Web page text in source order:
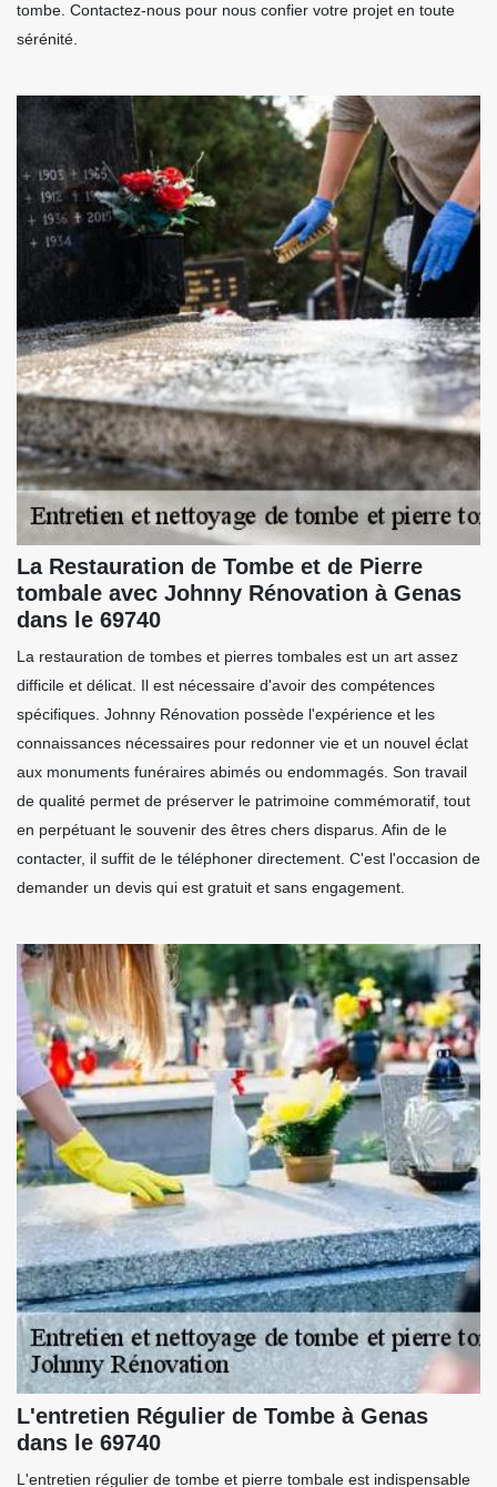
tombe. Contactez-nous pour nous confier votre projet en toute
sérénité.
La Restauration de Tombe et de Pierre
tombale avec Johnny Rénovation à Genas
dans le 69740
La restauration de tombes et pierres tombales est un art assez
difficile et délicat. Il est nécessaire d'avoir des compétences
spécifiques. Johnny Rénovation possède l'expérience et les
connaissances nécessaires pour redonner vie et un nouvel éclat
aux monuments funéraires abimés ou endommagés. Son travail
de qualité permet de préserver le patrimoine commémoratif, tout
en perpétuant le souvenir des êtres chers disparus. Afin de le
contacter, il suffit de le téléphoner directement. C'est l'occasion de
demander un devis qui est gratuit et sans engagement.
L'entretien Régulier de Tombe à Genas
dans le 69740
L'entretien régulier de tombe et pierre tombale est indispensable